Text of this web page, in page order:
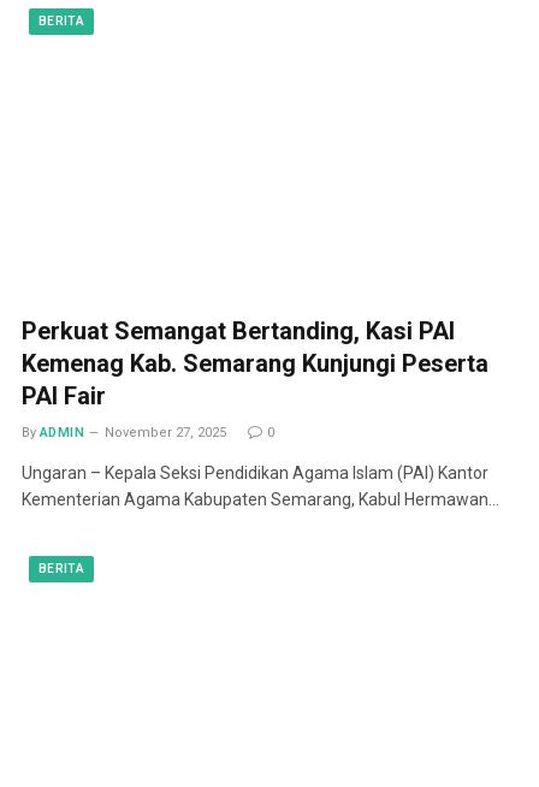
BERITA
Perkuat Semangat Bertanding, Kasi PAI
Kemenag Kab. Semarang Kunjungi Peserta
PAI Fair
By ADMIN November 27, 2025 0
Ungaran – Kepala Seksi Pendidikan Agama Islam (PAI) Kantor
Kementerian Agama Kabupaten Semarang, Kabul Hermawan…
BERITA